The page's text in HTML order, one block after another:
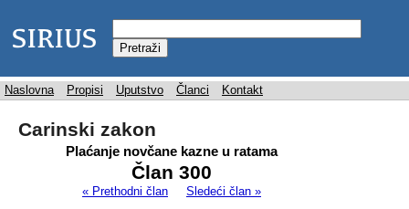
Naslovna Propisi Uputstvo Članci Kontakt
Carinski zakon
Plaćanje novčane kazne u ratama
Član 300
« Prethodni član Sledeći član »